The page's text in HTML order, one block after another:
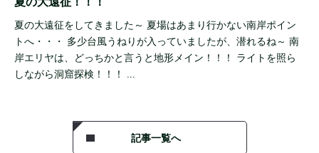
夏の大遠征をしてきました～ 夏場はあまり行かない南岸ポイン
トへ・・・ 多少台風うねりが入っていましたが、潜れるね～ 南
岸エリヤは、どっちかと言うと地形メイン！！！ ライトを照ら
しながら洞窟探検！！！ …
記事一覧へ